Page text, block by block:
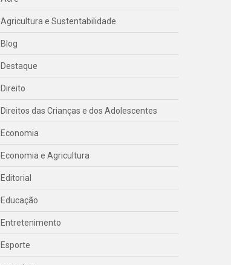
Agricultura e Sustentabilidade
Blog
Destaque
Direito
Direitos das Crianças e dos Adolescentes
Economia
Economia e Agricultura
Editorial
Educação
Entretenimento
Esporte